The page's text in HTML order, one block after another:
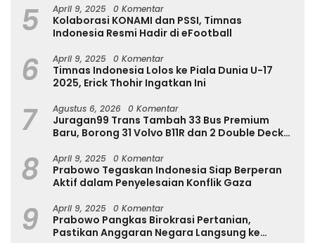
5 April 9, 2025 0 Komentar
Kolaborasi KONAMI dan PSSI, Timnas
Indonesia Resmi Hadir di eFootball
6 April 9, 2025 0 Komentar
Timnas Indonesia Lolos ke Piala Dunia U-17
2025, Erick Thohir Ingatkan Ini
7 Agustus 6, 2026 0 Komentar
Juragan99 Trans Tambah 33 Bus Premium
Baru, Borong 31 Volvo B11R dan 2 Double Decker
8 April 9, 2025 0 Komentar
Prabowo Tegaskan Indonesia Siap Berperan
Aktif dalam Penyelesaian Konflik Gaza
9 April 9, 2025 0 Komentar
Prabowo Pangkas Birokrasi Pertanian,
Pastikan Anggaran Negara Langsung ke